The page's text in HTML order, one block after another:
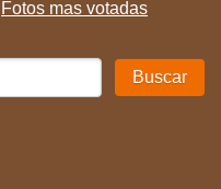
Fotos mas votadas
Buscar